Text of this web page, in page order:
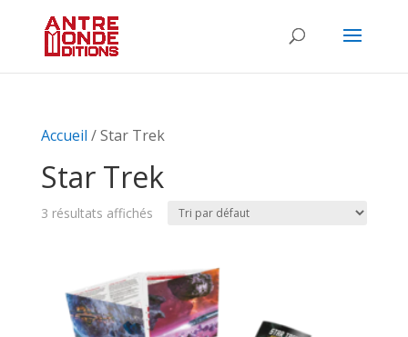
Accueil / Star Trek
Star Trek
3 résultats affichés